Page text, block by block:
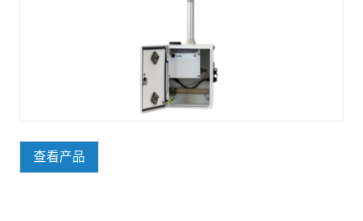
查看产品